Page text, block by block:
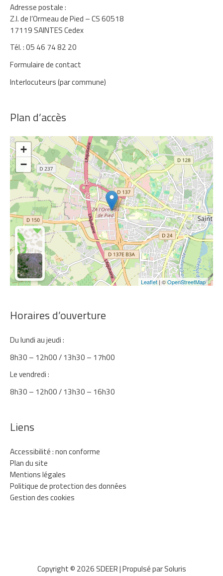
Adresse postale :
Z.I. de l’Ormeau de Pied – CS 60518
17119 SAINTES Cedex
Tél. : 05 46 74 82 20
Formulaire de contact
Interlocuteurs (par commune)
Plan d’accès
+
−
Leaflet | ©OpenStreetMap
Horaires d’ouverture
Du lundi au jeudi :
8h30 – 12h00 / 13h30 – 17h00
Le vendredi :
8h30 – 12h00 / 13h30 – 16h30
Liens
Accessibilité : non conforme
Plan du site
Mentions légales
Politique de protection des données
Gestion des cookies
Copyright © 2026 SDEER| Propulsé par Soluris